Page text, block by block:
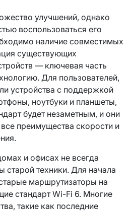
улучшений, однако
воспользоваться его
наличие совместимых
существующих
— ключевая часть
Для пользователей,
устройства с поддержкой
ноутбуки и планшеты,
будет незаметным, и они
преимущества скорости и
и офисах не всегда
старой техники. Для начала
маршрутизаторы на
стандарт Wi-Fi 6. Многие
такие как последние